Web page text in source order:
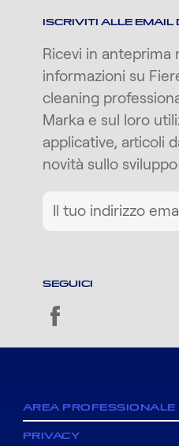
ISCRIVITI ALLE EMAIL
Ricevi in anteprima
informazioni su
cleaning
Marka e sul loro
applicative, articoli
novità sullo
SEGUICI
AREA PROFESSIONALE
PRIVACY